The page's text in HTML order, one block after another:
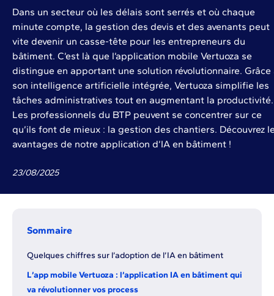
Dans un secteur où les délais sont serrés et où chaque
minute compte, la gestion des devis et des avenants peut
vite devenir un casse-tête pour les entrepreneurs du
bâtiment. C’est là que l’application mobile Vertuoza se
distingue en apportant une solution révolutionnaire. Grâce
son intelligence artificielle intégrée, Vertuoza simplifie les
tâches administratives tout en augmentant la productivité.
Les professionnels du BTP peuvent se concentrer sur ce
qu’ils font de mieux : la gestion des chantiers. Découvrez
avantages de notre application d’IA en bâtiment !
23/08/2025
Sommaire
Quelques chiffres sur l’adoption de l’IA en bâtiment
L’app mobile Vertuoza : l’application IA en bâtiment qui
va révolutionner vos process